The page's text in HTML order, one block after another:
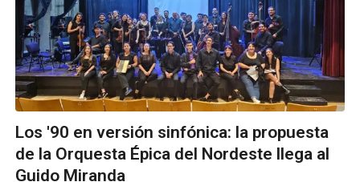
Los '90 en versión sinfónica: la propuesta
de la Orquesta Épica del Nordeste llega al
Guido Miranda